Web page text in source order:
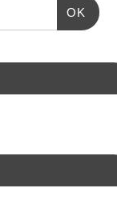
OK